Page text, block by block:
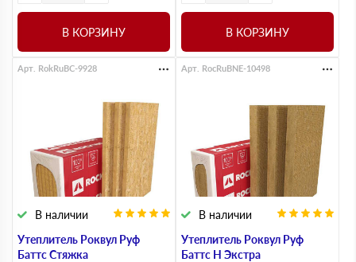
В КОРЗИНУ В КОРЗИНУ
Утеплитель Роквул Руф
Баттс Стяжка
В наличии
Арт. RokRuBC-9928
Утеплитель Роквул Руф
Баттс Н Экстра
В наличии
Арт. RocRuBNE-10498